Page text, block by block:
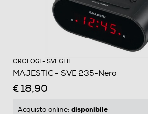
OROLOGI - SVEGLIE
MAJESTIC - SVE 235-Nero
€ 18,90
Acquisto online: disponibile